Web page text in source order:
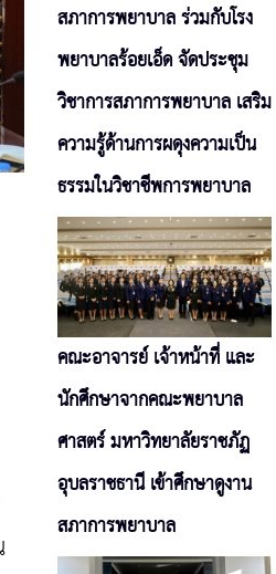
สภาการพยาบาล ร่วมกับโรง
พยาบาลร้อยเอ็ด จัดประชุม
วิชาการสภาการพยาบาล เสริม
ความรู้ด้านการผดุงความเป็น
ธรรมในวิชาชีพการพยาบาล
คณะอาจารย์ เจ้าหน้าที่ และ
นักศึกษาจากคณะพยาบาล
ศาสตร์ มหาวิทยาลัยราชภัฏ
อุบลราชธานี เข้าศึกษาดูงาน
สภาการพยาบาล